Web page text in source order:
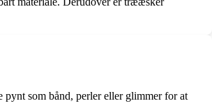
pynt som bånd, perler eller glimmer for at